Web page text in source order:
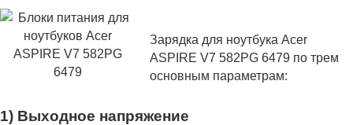
Зарядка для ноутбука Acer
ASPIRE V7 582PG 6479 по трем
основным параметрам:
1) Выходное напряжение